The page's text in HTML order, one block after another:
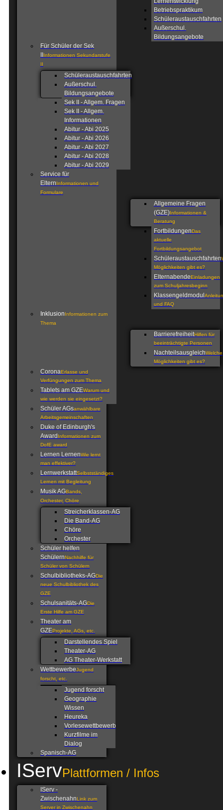
Betriebspraktikum
Schüleraustauschfahrten
Außerschul.
Bildungsangebote
Für Schüler der Sek
Informationen Sekundarstufe
II
Schüleraustauschfahrten
Außerschul.
Bildungsangebote
Sek II - Allgem. Fragen
Sek II - Allgem.
Informationen
Abitur - Abi 2025
Abitur - Abi 2026
Abitur - Abi 2027
Abitur - Abi 2028
Abitur - Abi 2029
Service für
ElternInformationen und
Formulare
Allgemeine Fragen
(GZE)Informationen &
Beratung
FortbildungenDas
aktuelle
Fortbildungsangebot
Schüleraustauschfahrten
Möglichkeiten gibt es?
ElternabendeEinladungen
zum Schuljahresbeginn
Klassengeldmodul
und FAQ
InklusionInformationen zum
Thema
BarrierefreiheitHilfen für
beeinträchtigte Personen
NachteilsausgleichWelche
Möglichkeiten gibt es?
CoronaErlasse und
Verfüngungen zum Thema
Tablets am GZEWarum und
wie werden sie eingesetzt?
Schüler AGsanwählbare
Arbeitsgemeinschaften
Duke of Edinburgh's
Award Informationen zum
DofE award
Lernen LernenWie lernt
man effektiver?
LernwerkstattSelbstständiges
Lernen mit Begleitung
Musik AGBands,
Orchester, Chöre
Streicherklassen-AG
Die Band-AG
Chöre
Orchester
Schüler helfen
SchülernNachhilfe für
Schüler von Schülern
Schulbibliotheks-AGDie
neue Schulbibliothek des
GZE
Schulsanitäts-AGDie
Erste Hilfe am GZE
Theater am
GZEProjekte, AGs, etc.
Darstellendes Spiel
Theater-AG
AG Theater-Werkstatt
WettbewerbeJugend
forscht, etc.
Jugend forscht
Geographie
Wissen
Heureka
Vorlesewettbewerb
Kurzfilme im
Dialog
Spanisch-AG
IServPlattformen / Infos
IServ -
ZwischenahnLink zum
Server in Zwischenahn